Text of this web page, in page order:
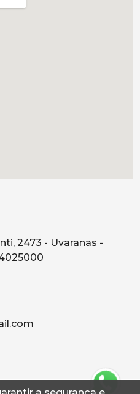
2473 - Uvaranas -